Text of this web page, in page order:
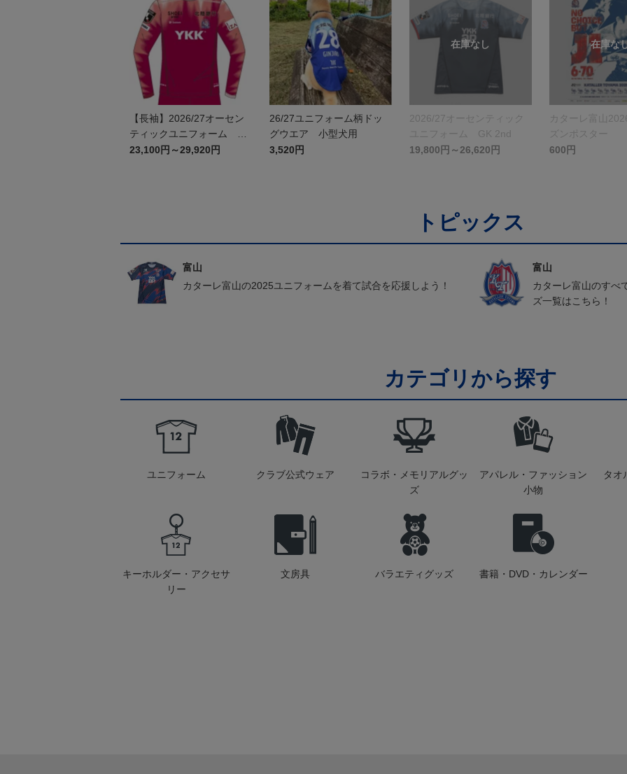
【長袖】2026/27オーセン
ティックユニフォーム GK
1st
23,100円～29,920円
26/27ユニフォーム柄ドッ
グウエア 小型犬用
3,520円
2026/27オーセンティック
ユニフォーム GK 2nd
19,800円～26,620円
カターレ富山
ズンポスター
600円
トピックス
富山
カターレ富山の2025ユニフォームを着て試合を応援しよう！
富山
カターレ富山のすべ
ズ一覧はこちら！
カテゴリから探す
ユニフォーム クラブ公式ウェア
コラボ・メモリアルグッ
ズ
アパレル・ファッション
小物
タオ
キーホルダー・アクセサ
リー
文房具 バラエティグッズ 書籍・DVD・カレンダー